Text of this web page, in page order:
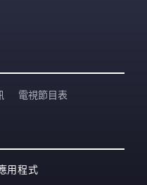
電視節目表
用程式